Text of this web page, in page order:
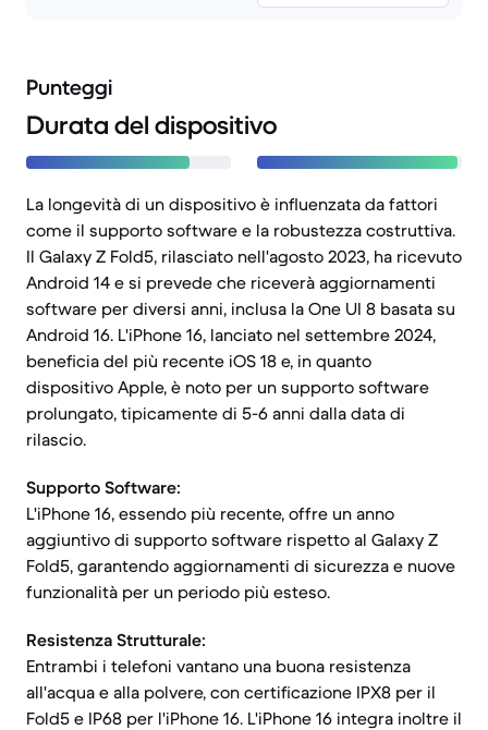
Punteggi
Durata del dispositivo
La longevità di un dispositivo è influenzata da fattori
come il supporto software e la robustezza costruttiva.
Il Galaxy Z Fold5, rilasciato nell'agosto 2023, ha ricevuto
Android 14 e si prevede che riceverà aggiornamenti
software per diversi anni, inclusa la One UI 8 basata su
Android 16. L'iPhone 16, lanciato nel settembre 2024,
beneficia del più recente iOS 18 e, in quanto
dispositivo Apple, è noto per un supporto software
prolungato, tipicamente di 5-6 anni dalla data di
rilascio.
Supporto Software:
L'iPhone 16, essendo più recente, offre un anno
aggiuntivo di supporto software rispetto al Galaxy Z
Fold5, garantendo aggiornamenti di sicurezza e nuove
funzionalità per un periodo più esteso.
Resistenza Strutturale:
Entrambi i telefoni vantano una buona resistenza
all'acqua e alla polvere, con certificazione IPX8 per il
Fold5 e IP68 per l'iPhone 16. L'iPhone 16 integra inoltre il